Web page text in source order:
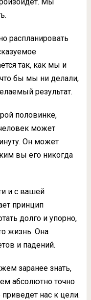
распланировать
так, как мы и
бы мы ни делали,
результат.
половинке,
может
Он может
вы его никогда
и с вашей
принцип
долго и упорно,
жизнь. Она
и падений.
заранее знать,
абсолютно точно
нас к цели.